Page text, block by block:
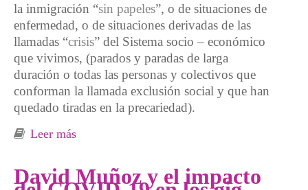
la inmigración “sin papeles”, o de situaciones de
enfermedad, o de situaciones derivadas de las
llamadas “crisis” del Sistema socio – económico
que vivimos, (parados y paradas de larga
duración o todas las personas y colectivos que
conforman la llamada exclusión social y que han
quedado tiradas en la precariedad).
Leer más
David Muñoz y el impacto